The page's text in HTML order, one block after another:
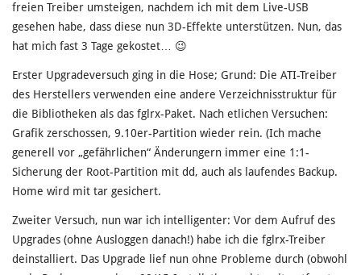
freien Treiber umsteigen, nachdem ich mit dem Live-USB
gesehen habe, dass diese nun 3D-Effekte unterstützen. Nun, das
hat mich fast 3 Tage gekostet… 😉
Erster Upgradeversuch ging in die Hose; Grund: Die ATI-Treiber
des Herstellers verwenden eine andere Verzeichnisstruktur für
die Bibliotheken als das fglrx-Paket. Nach etlichen Versuchen:
Grafik zerschossen, 9.10er-Partition wieder rein. (Ich mache
generell vor „gefährlichen“ Änderungern immer eine 1:1-
Sicherung der Root-Partition mit dd, auch als laufendes Backup.
Home wird mit tar gesichert.
Zweiter Versuch, nun war ich intelligenter: Vor dem Aufruf des
Upgrades (ohne Ausloggen danach!) habe ich die fglrx-Treiber
deinstalliert. Das Upgrade lief nun ohne Probleme durch (obwohl